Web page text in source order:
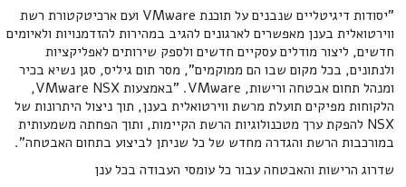
"יסודות דיגיטליים שנבנים על תוכנת VMware ועם ארכיטקטורת רשת
ווירטואלית בענן מאפשרים לארגונים להגיב במהירות להזדמנויות ולאיומים
חדשים, ליצור מודלים עסקיים חדשים ולספק שירותים לאפליקציות
ולנתונים, בכל מקום שבו הם ממוקמים", מסר תום גיליס, סגן נשיא בכיר
ומנהל תחום אבטחה ורישות, VMware. "באמצעות VMware NSX,
הלקוחות מפיקים תועלת מרשת ווירטואלית בענן, תוך ניצול היתרונות של
NSX להפקת ערך מטכנולוגיות הרשת הקיימות, ותוך הפחתה משמעותית
במורכבות הרשת והגדרה מחדש של כל שניתן לביצוע בתחום האבטחה".
שדרוג הרישות והאבטחה עבור כל עומסי העבודה בכל ענן